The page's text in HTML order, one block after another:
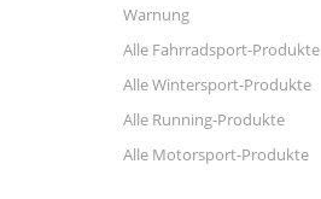
Warnung
Alle Fahrradsport-Produkte
Alle Wintersport-Produkte
Alle Running-Produkte
Alle Motorsport-Produkte